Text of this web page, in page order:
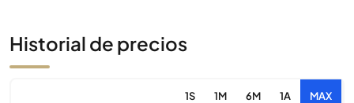
Historial de precios
1S 1M 6M 1A MAX